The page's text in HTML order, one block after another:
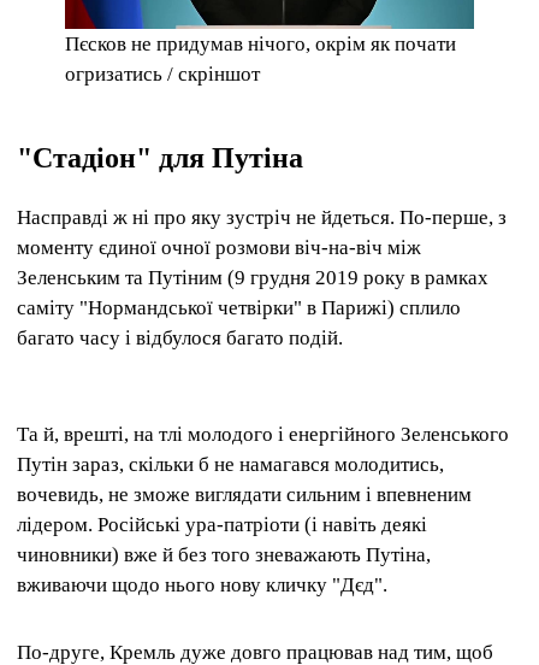
Пєсков не придумав нічого, окрім як почати
огризатись / скріншот
"Стадіон" для Путіна
Насправді ж ні про яку зустріч не йдеться. По-перше, з
моменту єдиної очної розмови віч-на-віч між
Зеленським та Путіним (9 грудня 2019 року в рамках
саміту "Нормандської четвірки" в Парижі) сплило
багато часу і відбулося багато подій.
Та й, врешті, на тлі молодого і енергійного Зеленського
Путін зараз, скільки б не намагався молодитись,
вочевидь, не зможе виглядати сильним і впевненим
лідером. Російські ура-патріоти (і навіть деякі
чиновники) вже й без того зневажають Путіна,
вживаючи щодо нього нову кличку "Дєд".
По-друге, Кремль дуже довго працював над тим, щоб